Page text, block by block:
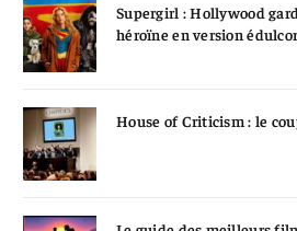
Supergirl : Hollywood
héroïne en version
House of Criticism : le